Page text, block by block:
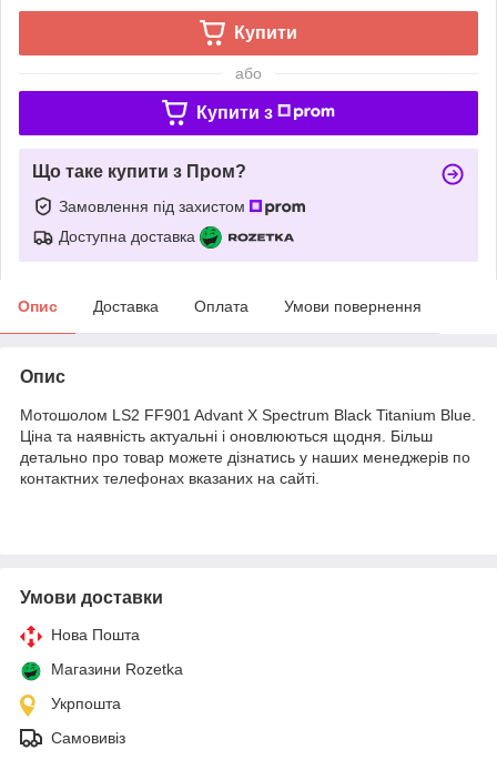
Купити
або
Купити з
Що таке купити з Пром?
Замовлення під захистом
Доступна доставка
Опис Доставка Оплата Умови повернення
Опис
Мотошолом LS2 FF901 Advant X Spectrum Black Titanium Blue.
Ціна та наявність актуальні і оновлюються щодня. Більш
детально про товар можете дізнатись у наших менеджерів по
контактних телефонах вказаних на сайті.
Умови доставки
Нова Пошта
Магазини Rozetka
Укрпошта
Самовивіз